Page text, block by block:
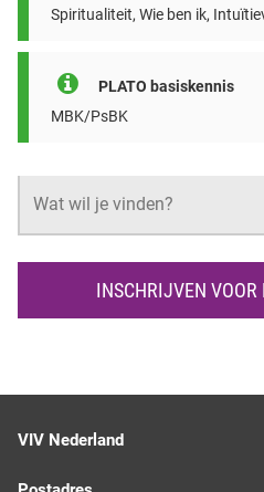
Spiritualiteit, Wie ben ik,
PLATO basiskennis
MBK/PsBK
INSCHRIJVEN VOOR
VIV Nederland